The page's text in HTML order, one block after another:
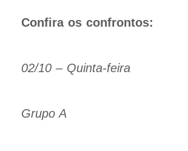
Confira os confrontos:
02/10 – Quinta-feira
Grupo A